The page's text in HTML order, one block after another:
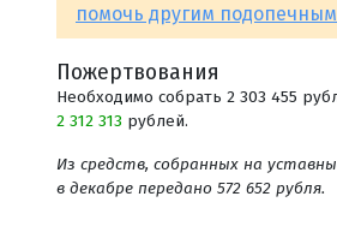
помочь другим
Пожертвования
Необходимо собрать 2 303 455
2 312 313 рублей.
Из средств, собранных на
в декабре передано 572 652 рубля.